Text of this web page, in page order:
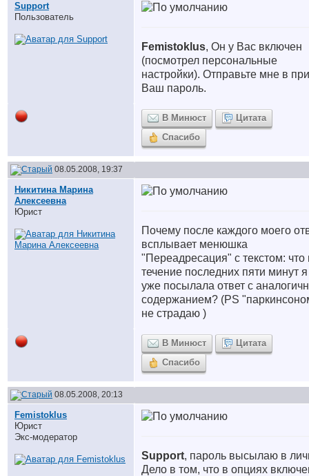
Support
Пользователь
Femistoklus, Он у Вас включен
(посмотрел персональные
настройки). Отправьте мне в
Ваш пароль.
В Минюст
Цитата
Спасибо
08.05.2008, 19:37
Никитина Марина
Алексеевна
Юрист
Почему после каждого моего
всплывает менюшка
"Переадресация" с текстом: что
течение последних пяти минут я
уже посылала ответ с
содержанием? (РS
не страдаю )
В Минюст
Цитата
Спасибо
08.05.2008, 20:13
Femistoklus
Юрист
Экс-модератор
Support, пароль высылаю в
Дело в том, что в опциях